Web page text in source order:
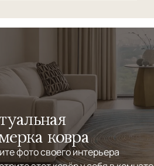
ковра
фото своего интерьера